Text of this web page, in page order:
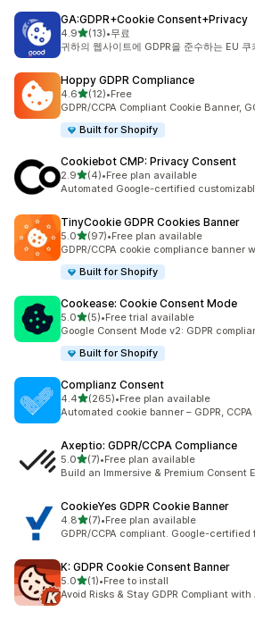
GA:GDPR+Cookie Consent+Privacy
4.9별 5개 중
(13)
총 리뷰 13개
•무료
귀하의 웹사이트에 GDPR을 준수하는 EU
Hoppy GDPR Compliance
4.6별 5개 중
(12)
총 리뷰 12개
•Free
GDPR/CCPA Compliant Cookie Banner,
Built for Shopify
Cookiebot CMP: Privacy Consent
2.9별 5개 중
(4)
총 리뷰 4개
•Free plan available
Automated Google-certified
TinyCookie GDPR Cookies Banner
5.0별 5개 중
(97)
총 리뷰 97개
•Free plan available
GDPR/CCPA cookie compliance banner
Built for Shopify
Cookease: Cookie Consent Mode
5.0별 5개 중
(5)
총 리뷰 5개
•Free trial available
Google Consent Mode v2: GDPR
Built for Shopify
Complianz Consent
4.4별 5개 중
(265)
총 리뷰 265개
•Free plan available
Automated cookie banner – GDPR,
Axeptio: GDPR/CCPA Compliance
5.0별 5개 중
(7)
총 리뷰 7개
•Free plan available
Build an Immersive & Premium Consent
CookieYes GDPR Cookie Banner
4.8별 5개 중
(7)
총 리뷰 7개
•Free plan available
GDPR/CCPA compliant. Google-certified
K: GDPR Cookie Consent Banner
5.0별 5개 중
(1)
총 리뷰 1개
•Free to install
Avoid Risks & Stay GDPR Compliant with